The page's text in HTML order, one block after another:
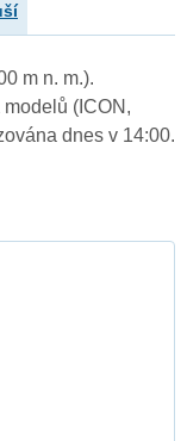
m n. m.).
(ICON,
dnes v 14:00.